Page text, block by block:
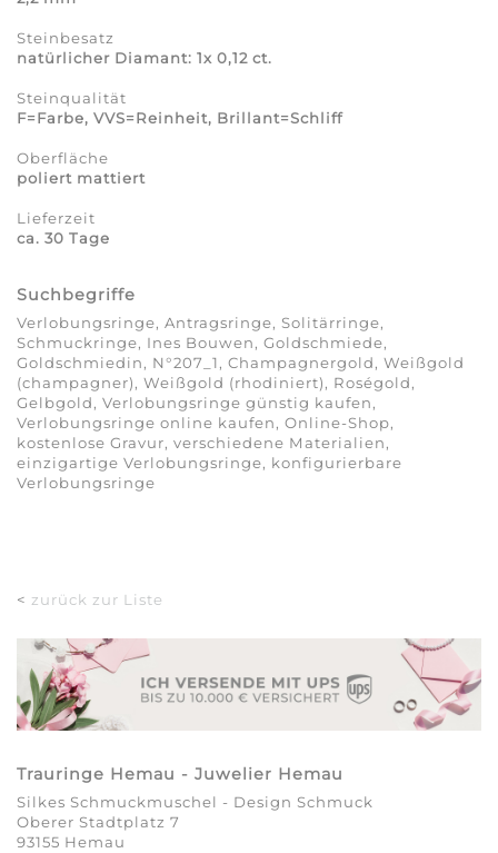
Steinbesatz
natürlicher Diamant: 1x 0,12 ct.
Steinqualität
F=Farbe, VVS=Reinheit, Brillant=Schliff
Oberfläche
poliert mattiert
Lieferzeit
ca. 30 Tage
Suchbegriffe
Verlobungsringe, Antragsringe, Solitärringe,
Schmuckringe, Ines Bouwen, Goldschmiede,
Goldschmiedin, N°207_1, Champagnergold, Weißgold
(champagner), Weißgold (rhodiniert), Roségold,
Gelbgold, Verlobungsringe günstig kaufen,
Verlobungsringe online kaufen, Online-Shop,
kostenlose Gravur, verschiedene Materialien,
einzigartige Verlobungsringe, konfigurierbare
Verlobungsringe
< zurück zur Liste
Trauringe Hemau - Juwelier Hemau
Silkes Schmuckmuschel - Design Schmuck
Oberer Stadtplatz 7
93155 Hemau